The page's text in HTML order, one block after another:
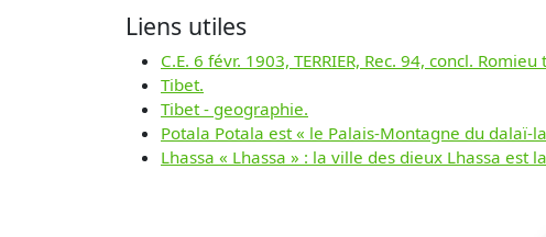
Liens utiles
C.E. 6 févr. 1903, TERRIER, Rec. 94, concl.
Tibet.
Tibet - geographie.
Potala Potala est « le Palais-Montagne du dalaï-
Lhassa « Lhassa » : la ville des dieux Lhassa est